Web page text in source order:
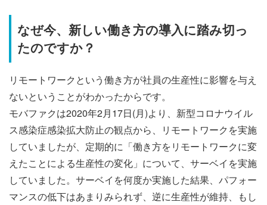
なぜ今、新しい働き方の導入に踏み切っ
たのですか？
リモートワークという働き方が社員の生産性に影響を与え
ないということがわかったからです。
モバファクは2020年2月17日(月)より、新型コロナウイル
ス感染症感染拡大防止の観点から、リモートワークを実施
していましたが、定期的に「働き方をリモートワークに変
えたことによる生産性の変化」について、サーベイを実施
していました。 サーベイを何度か実施した結果、パフォー
マンスの低下はあまりみられず、逆に生産性が維持、もし